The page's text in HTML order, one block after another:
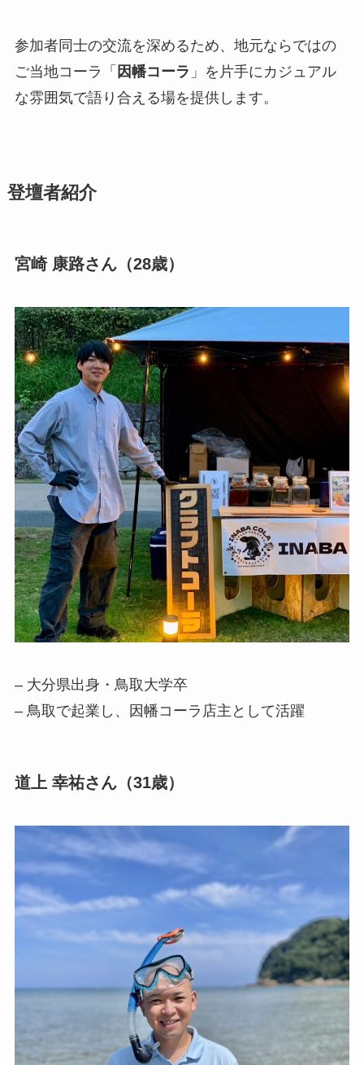
参加者同士の交流を深めるため、地元ならではの
ご当地コーラ「 因幡コーラ 」を片手にカジュアル
な雰囲気で語り合える場を提供します。
登壇者紹介
宮崎 康路さん（28歳）
– 大分県出身・鳥取大学卒
– 鳥取で起業し、因幡コーラ店主として活躍
道上 幸祐さん（31歳）